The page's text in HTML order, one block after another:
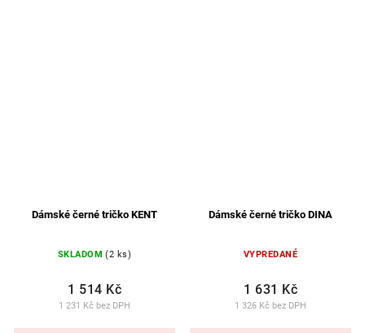
Dámské černé tričko KENT
SKLADOM (2 ks)
1 231 Kč bez DPH
1 514 Kč
Dámské černé tričko DINA
VYPREDANÉ
1 326 Kč bez DPH
1 631 Kč